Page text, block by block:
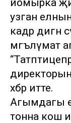
йомырка
узган
кадәр
мәгълүмат
хәбәр итте.
Агымдагы
тонна кош